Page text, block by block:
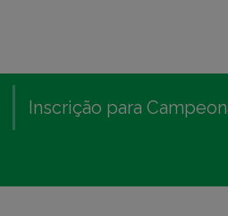
Inscrição para